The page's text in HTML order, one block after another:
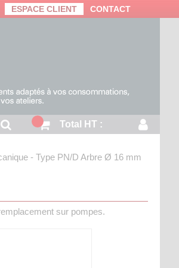
ESPACE CLIENT CONTACT
Total HT :
- Type PN/D Arbre Ø 16 mm
sur pompes.